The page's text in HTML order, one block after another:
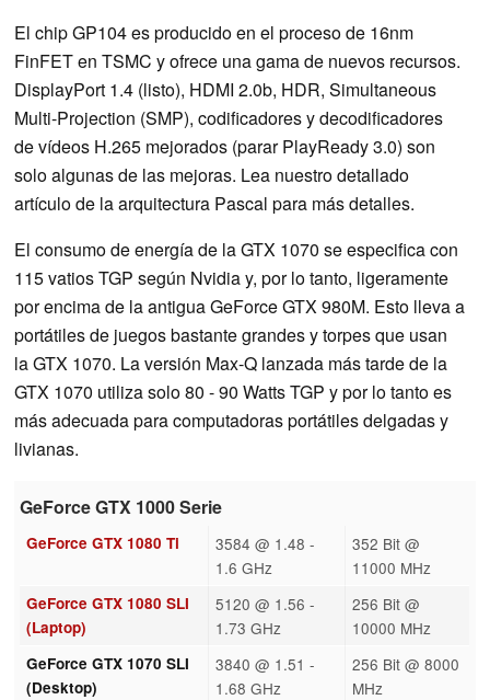
El chip GP104 es producido en el proceso de 16nm
FinFET en TSMC y ofrece una gama de nuevos recursos.
DisplayPort 1.4 (listo), HDMI 2.0b, HDR, Simultaneous
Multi-Projection (SMP), codificadores y decodificadores
de vídeos H.265 mejorados (parar PlayReady 3.0) son
solo algunas de las mejoras. Lea nuestro detallado
artículo de la arquitectura Pascal para más detalles.
El consumo de energía de la GTX 1070 se especifica con
115 vatios TGP según Nvidia y, por lo tanto, ligeramente
por encima de la antigua GeForce GTX 980M. Esto lleva a
portátiles de juegos bastante grandes y torpes que usan
la GTX 1070. La versión Max-Q lanzada más tarde de la
GTX 1070 utiliza solo 80 - 90 Watts TGP y por lo tanto es
más adecuada para computadoras portátiles delgadas y
livianas.
GeForce GTX 1000 Serie
GeForce GTX 1080 Ti
3584 @ 1.48 -
1.6 GHz
352 Bit @
11000 MHz
GeForce GTX 1080 SLI
(Laptop)
5120 @ 1.56 -
1.73 GHz
256 Bit @
10000 MHz
GeForce GTX 1070 SLI
(Desktop)
3840 @ 1.51 -
1.68 GHz
256 Bit @ 8000
MHz